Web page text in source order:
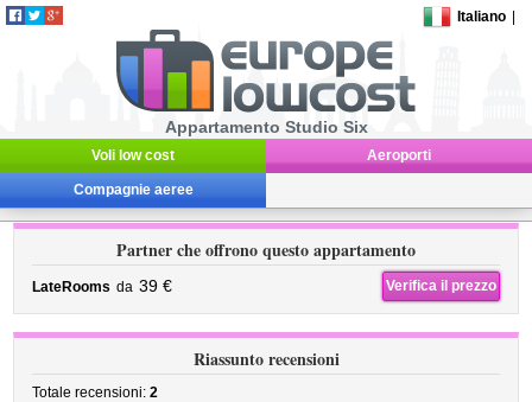
Italiano
Appartamento Studio Six
Voli low cost Aeroporti
Compagnie aeree
Partner che offrono questo appartamento
LateRooms da 39 € Verifica il prezzo
Riassunto recensioni
Totale recensioni:2